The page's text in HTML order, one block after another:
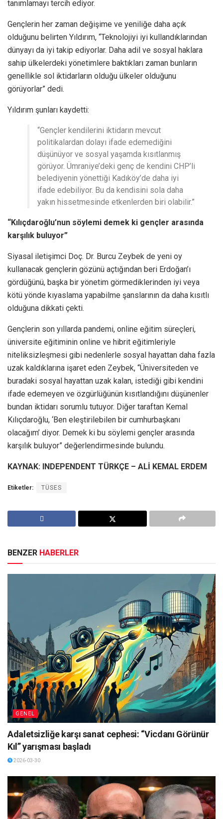
tanımlamayı tercih ediyor.
Gençlerin her zaman değişime ve yeniliğe daha açık
olduğunu belirten Yıldırım, “Teknolojiyi iyi kullandıklarından
dünyayı da iyi takip ediyorlar. Daha adil ve sosyal haklara
sahip ülkelerdeki yönetimlere baktıkları zaman bunların
genellikle sol iktidarların olduğu ülkeler olduğunu
görüyorlar” dedi.
Yıldırım şunları kaydetti:
“Gençler kendilerini iktidarın mevcut
politikalardan dolayı ifade edemediğini
düşünüyor ve sosyal yaşamda kısıtlanmış
görüyor. Ümraniye’deki genç de kendini CHP’li
belediyenin yönettiği Kadıköy’de daha iyi
ifade edebiliyor. Bu da kendisini sola daha
yakın hissetmesinde etkenlerden biri olabilir.”
“Kılıçdaroğlu’nun söylemi demek ki gençler arasında
karşılık buluyor”
Siyasal iletişimci Doç. Dr. Burcu Zeybek de yeni oy
kullanacak gençlerin gözünü açtığından beri Erdoğan’ı
gördüğünü, başka bir yönetim görmediklerinden iyi veya
kötü yönde kıyaslama yapabilme şanslarının da daha kısıtlı
olduğuna dikkati çekti.
Gençlerin son yıllarda pandemi, online eğitim süreçleri,
üniversite eğitiminin online ve hibrit eğitimleriyle
niteliksizleşmesi gibi nedenlerle sosyal hayattan daha fazla
uzak kaldıklarına işaret eden Zeybek, “Üniversiteden ve
buradaki sosyal hayattan uzak kalan, istediği gibi kendini
ifade edemeyen ve özgürlüğünün kısıtlandığını düşünenler
bundan iktidarı sorumlu tutuyor. Diğer taraftan Kemal
Kılıçdaroğlu, ‘Ben eleştirilebilen bir cumhurbaşkanı
olacağım’ diyor. Demek ki bu söylemi gençler arasında
karşılık buluyor” değerlendirmesinde bulundu.
KAYNAK: INDEPENDENT TÜRKÇE – ALİ KEMAL ERDEM
Etiketler: TÜSES
BENZER HABERLER
GENEL
Adaletsizliğe karşı sanat cephesi: “Vicdanı Görünür
Kıl” yarışması başladı
2026-03-30